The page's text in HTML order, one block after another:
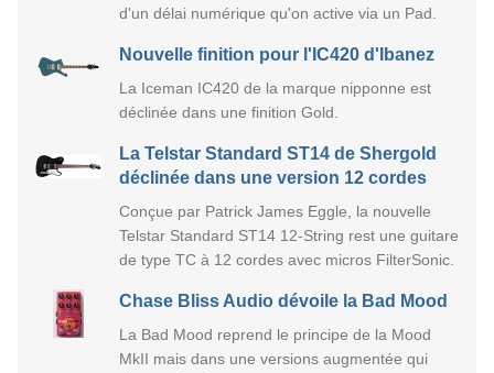
d'un délai numérique qu'on active via un Pad.
Nouvelle finition pour l'IC420 d'Ibanez
La Iceman IC420 de la marque nipponne est
déclinée dans une finition Gold.
La Telstar Standard ST14 de Shergold
déclinée dans une version 12 cordes
Conçue par Patrick James Eggle, la nouvelle
Telstar Standard ST14 12-String rest une guitare
de type TC à 12 cordes avec micros FilterSonic.
Chase Bliss Audio dévoile la Bad Mood
La Bad Mood reprend le principe de la Mood
MkII mais dans une versions augmentée qui